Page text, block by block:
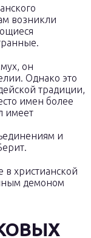
возникли
он
Однако это
традиции,
имен более
имеет
и
в христианской
демоном